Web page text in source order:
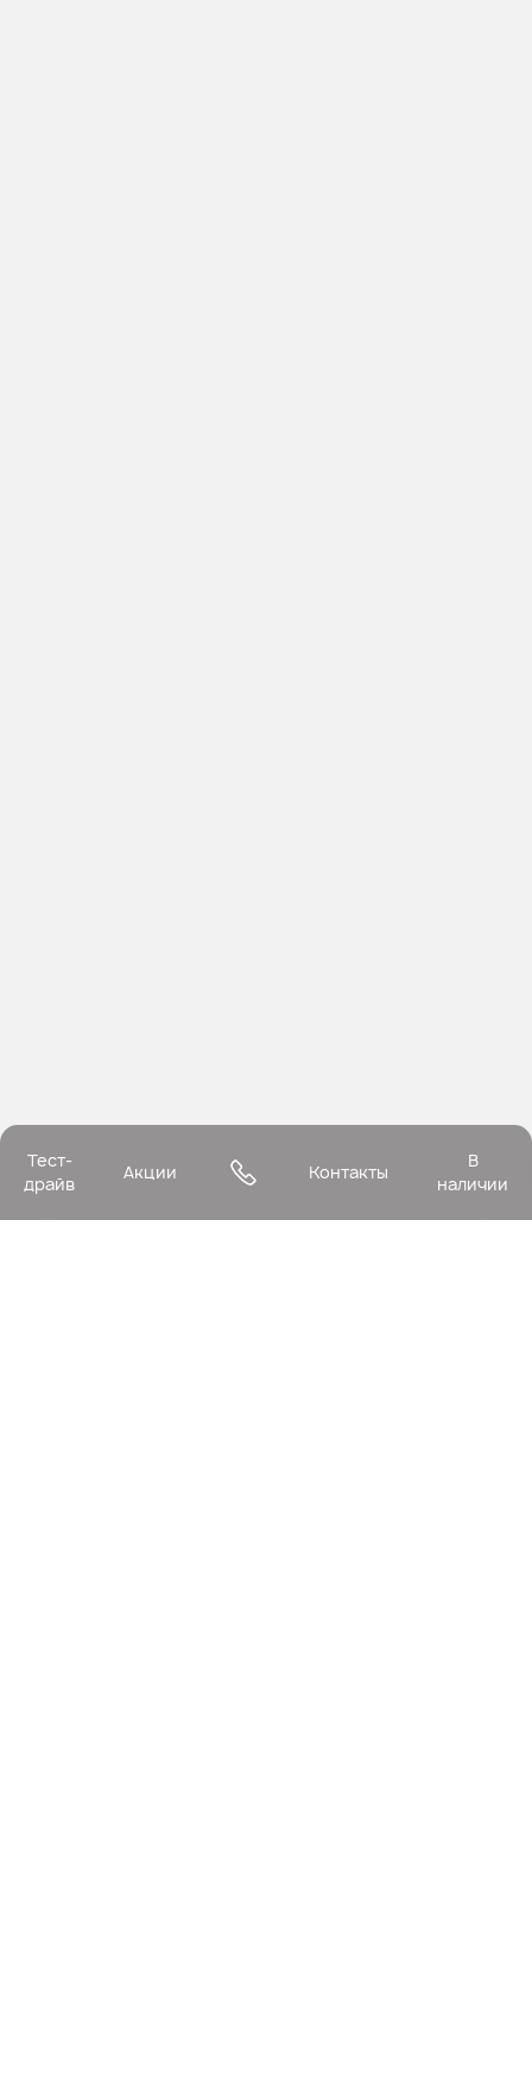
Тест-
драйв
Акции Контакты
В
наличии